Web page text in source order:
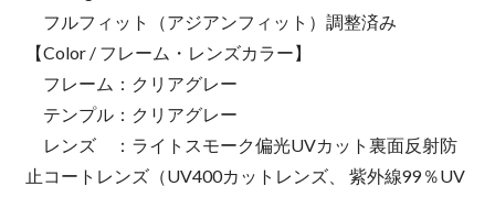
フルフィット（アジアンフィット）調整済み
【Color / フレーム・レンズカラー】
フレーム：クリアグレー
テンプル：クリアグレー
レンズ ：ライトスモーク偏光UVカット裏面反射防
止コートレンズ（UV400カットレンズ、 紫外線99％UV